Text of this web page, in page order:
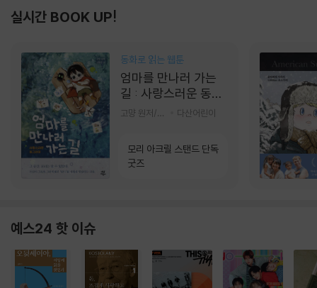
실시간 BOOK UP!
동화로 읽는 웹툰
엄마를 만나러 가는
길 : 사랑스러운 동그
라미
다산어린이
모리 아크릴 스탠드 단독
굿즈
예스24 핫 이슈